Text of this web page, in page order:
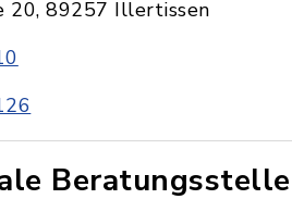
20, 89257 Illertissen